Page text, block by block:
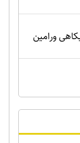
ورامین